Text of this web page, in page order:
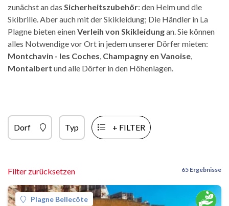
zunächst an das Sicherheitszubehör: den Helm und die
Skibrille. Aber auch mit der Skikleidung; Die Händler in La
Plagne bieten einenVerleih von Skikleidungan. Sie können
alles Notwendige vor Ort in jedem unserer Dörfer mieten:
Montchavin - les Coches, Champagny en Vanoise,
Montalbert und alle Dörfer in den Höhenlagen.
Dorf Typ + FILTER
Filter zurücksetzen 65 Ergebnisse
Plagne Bellecôte